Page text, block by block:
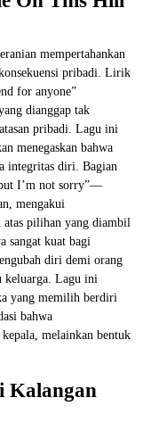
mempertahankan
pribadi. Lirik
for anyone”
dianggap tak
pribadi. Lagu ini
menegaskan bahwa
integritas diri. Bagian
I’m not sorry”—
mengakui
atas pilihan yang diambil
sangat kuat bagi
diri demi orang
keluarga. Lagu ini
yang memilih berdiri
bahwa
melainkan bentuk
Kalangan